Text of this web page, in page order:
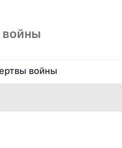
войны
войны